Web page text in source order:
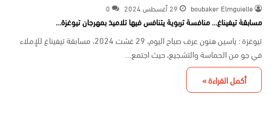
boubaker Elmguielle 29 أغسطس 2024 0
مسابقة تيفيناغ… منافسة تربوية يتنافس فيها تلاميذ بمهرجان تيوغزة…
تيوغزة : ياسين هنون عرف صباح اليوم، 29 غشت 2024، مسابقة تيفيناغ للإملاء
في جو من الحماسة والتشجيع، حيث اجتمع…
أكمل القراءة »